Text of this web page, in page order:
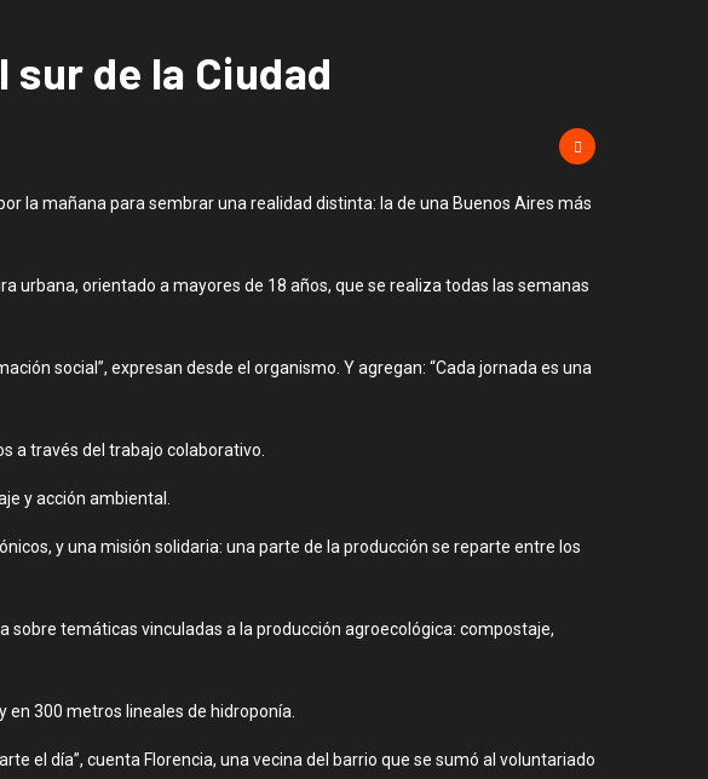
de la Ciudad
la mañana para sembrar una realidad distinta: la de una Buenos Aires más
urbana, orientado a mayores de 18 años, que se realiza todas las semanas
social”, expresan desde el organismo. Y agregan: “Cada jornada es una
a través del trabajo colaborativo.
y acción ambiental.
y una misión solidaria: una parte de la producción se reparte entre los
sobre temáticas vinculadas a la producción agroecológica: compostaje,
300 metros lineales de hidroponía.
el día”, cuenta Florencia, una vecina del barrio que se sumó al voluntariado